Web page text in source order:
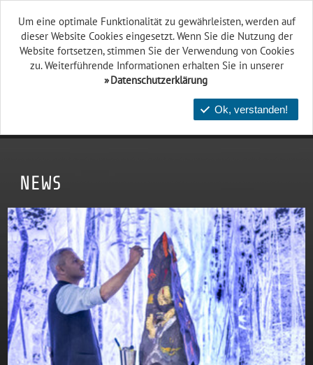
NEWS
Um eine optimale Funktionalität zu gewährleisten, werden auf
dieser Website Cookies eingesetzt. Wenn Sie die Nutzung der
Website fort­setzen, stimmen Sie der Verwendung von Cookies
zu. Weiterführende Informationen erhalten Sie in unserer
Datenschutzerklärung
Ok, verstanden!